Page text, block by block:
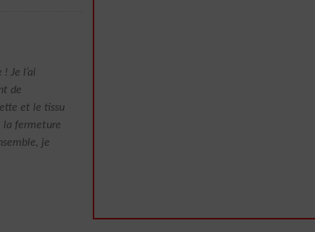
Je l’ai
de
et le tissu
la fermeture
je